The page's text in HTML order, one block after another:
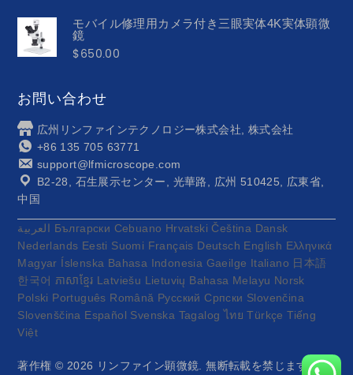
モバイル修理用カメラ付き三眼実体4K実体顕微
鏡
$650.00
お問い合わせ
広州リンファインテクノロジー株式会社, 株式会社
+86 135 705 63771
support@lfmicroscope.com
B2-28, 石生展示センター, 光華路, 広州 510425, 広東省,
中国
العربية Български Cebuano Hrvatski Čeština Dansk
Nederlands Eesti Suomi Français Deutsch English Ελληνικά
Magyar Íslenska Bahasa Indonesia Gaeilge Italiano 日本語
한국어 ភាសាខ្មែរ Latviešu Lietuvių Bahasa Melayu Norsk
Polski Português Română Русский Српски Slovenčina
Slovenščina Español Svenska Tagalog ไทย Türkçe Tiếng
Việt
著作権 © 2026 リンファイン顕微鏡 . 無断転載を禁じます.